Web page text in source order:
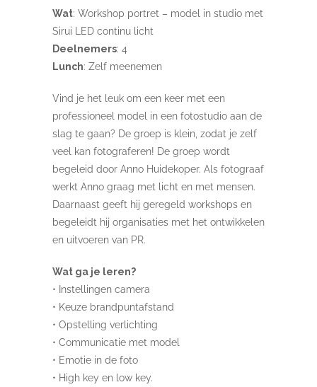
Wat: Workshop portret – model in studio met
Sirui LED continu licht
Deelnemers: 4
Lunch: Zelf meenemen
Vind je het leuk om een keer met een
professioneel model in een fotostudio aan de
slag te gaan? De groep is klein, zodat je zelf
veel kan fotograferen! De groep wordt
begeleid door Anno Huidekoper. Als fotograaf
werkt Anno graag met licht en met mensen.
Daarnaast geeft hij geregeld workshops en
begeleidt hij organisaties met het ontwikkelen
en uitvoeren van PR.
Wat ga je leren?
• Instellingen camera
• Keuze brandpuntafstand
• Opstelling verlichting
• Communicatie met model
• Emotie in de foto
• High key en low key.